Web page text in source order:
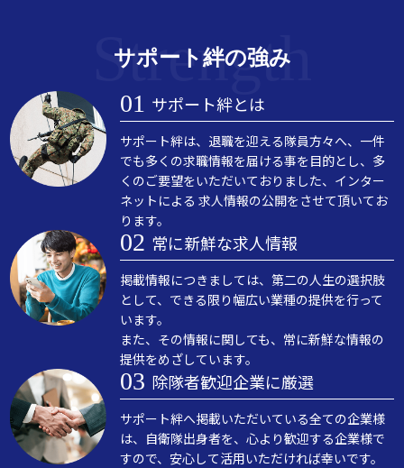
サポート絆の強み
サポート絆とは
サポート絆は、退職を迎える隊員方々へ、一件
でも多くの求職情報を届ける事を目的とし、多
くのご要望をいただいておりました、インター
ネットによる 求人情報の公開をさせて頂いてお
ります。
常に新鮮な求人情報
掲載情報につきましては、第二の人生の選択肢
として、できる限り幅広い業種の提供を行って
います。
また、その情報に関しても、常に新鮮な情報の
提供をめざしています。
除隊者歓迎企業に厳選
サポート絆へ掲載いただいている全ての企業様
は、自衛隊出身者を、心より歓迎する企業様で
すので、安心して活用いただければ幸いです。